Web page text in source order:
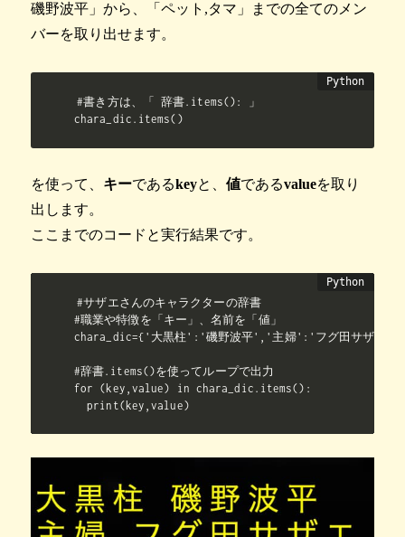
磯野波平」から、「ペット,タマ」までの全てのメン
バーを取り出せます。
#書き方は、「 辞書.items(): 」
chara_dic.items()
を使って、 キーであるkeyと、値であるvalueを取り
出します。
ここまでのコードと実行結果です。
#サザエさんのキャラクターの辞書
#職業や特徴を「キー」、名前を「値」
chara_dic={'大黒柱':'磯野波平','主婦':'フグ田サザ
#辞書.items()を使ってループで出力
for (key,value) in chara_dic.items():
  print(key,value)